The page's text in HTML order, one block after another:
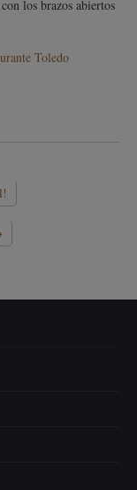
los brazos abiertos
Toledo